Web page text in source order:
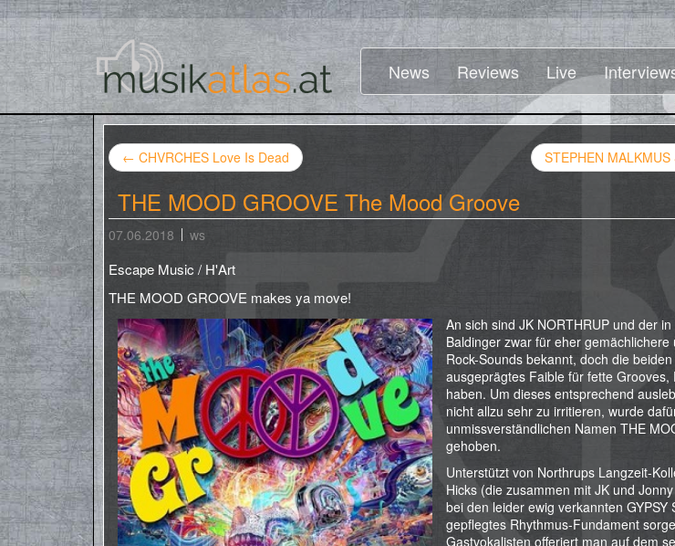
News Reviews Live
← CHVRCHES Love Is Dead STEPHEN
THE MOOD GROOVE The Mood Groove
07.06.2018 ws
Escape Music / H'Art
THE MOOD GROOVE makes ya move!
An sich sind JK NORTHRUP und der
Baldinger zwar für eher
Rock-Sounds bekannt, doch die
ausgeprägtes Faible für fette Grooves,
haben. Um dieses entsprechend
nicht allzu sehr zu irritieren, wurde
unmissverständlichen Namen THE
gehoben.
Unterstützt von Northrups Langzeit-
Hicks (die zusammen mit JK und
bei den leider ewig verkannten
gepflegtes Rhythmus-Fundament
Gastvokalisten offeriert man auf dem